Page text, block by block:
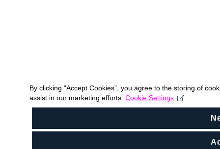
By clicking “Accept Cookies”, you agree to the storing of
assist in our marketing efforts. Cookie Settings